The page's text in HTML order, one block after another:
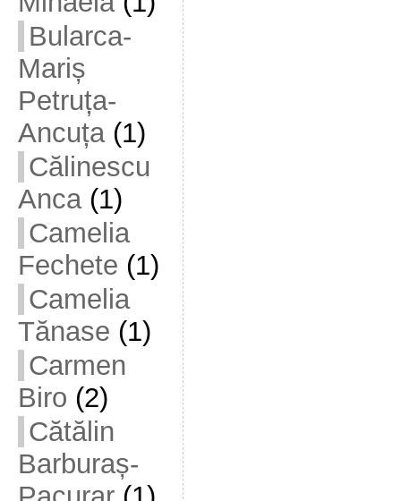
Bularca-
Mariș
Petruța-
Ancuța(1)
Călinescu
Anca(1)
Camelia
Fechete (1)
Camelia
Tănase (1)
Carmen
Biro (2)
Cătălin
Barburaș-